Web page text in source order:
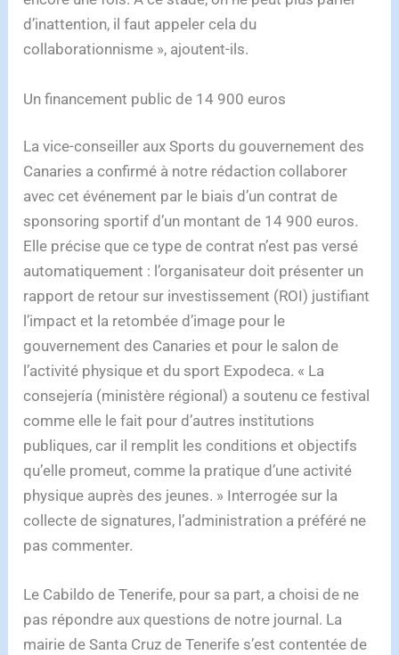
d’inattention, il faut appeler cela du
collaborationnisme », ajoutent-ils.
Un financement public de 14 900 euros
La vice-conseiller aux Sports du gouvernement des
Canaries a confirmé à notre rédaction collaborer
avec cet événement par le biais d’un contrat de
sponsoring sportif d’un montant de 14 900 euros.
Elle précise que ce type de contrat n’est pas versé
automatiquement : l’organisateur doit présenter un
rapport de retour sur investissement (ROI) justifiant
l’impact et la retombée d’image pour le
gouvernement des Canaries et pour le salon de
l’activité physique et du sport Expodeca. « La
consejería (ministère régional) a soutenu ce festival
comme elle le fait pour d’autres institutions
publiques, car il remplit les conditions et objectifs
qu’elle promeut, comme la pratique d’une activité
physique auprès des jeunes. » Interrogée sur la
collecte de signatures, l’administration a préféré ne
pas commenter.
Le Cabildo de Tenerife, pour sa part, a choisi de ne
pas répondre aux questions de notre journal. La
mairie de Santa Cruz de Tenerife s’est contentée de